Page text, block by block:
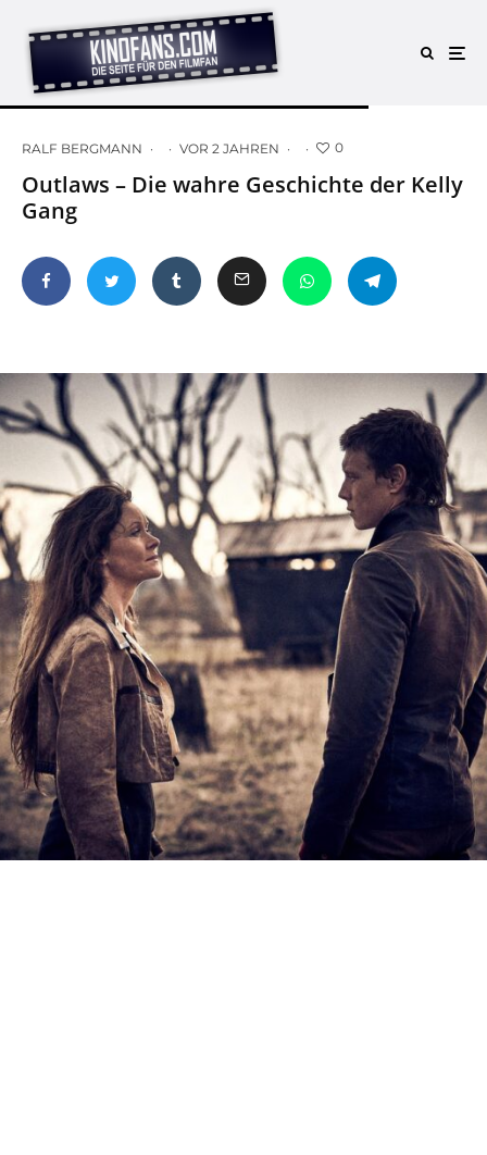
RALF BERGMANN · · VOR 2 JAHREN · · 0
Outlaws – Die wahre Geschichte der Kelly
Gang